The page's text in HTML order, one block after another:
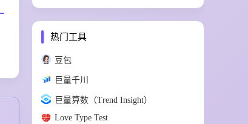
热门工具
豆包
巨量千川
巨量算数（Trend Insight）
Love Type Test